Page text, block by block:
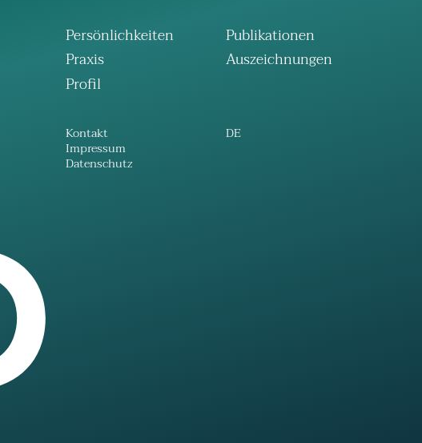
Persönlichkeiten
Praxis
Profil
Kontakt
Impressum
Datenschutz
Publikationen
Auszeichnungen
DE